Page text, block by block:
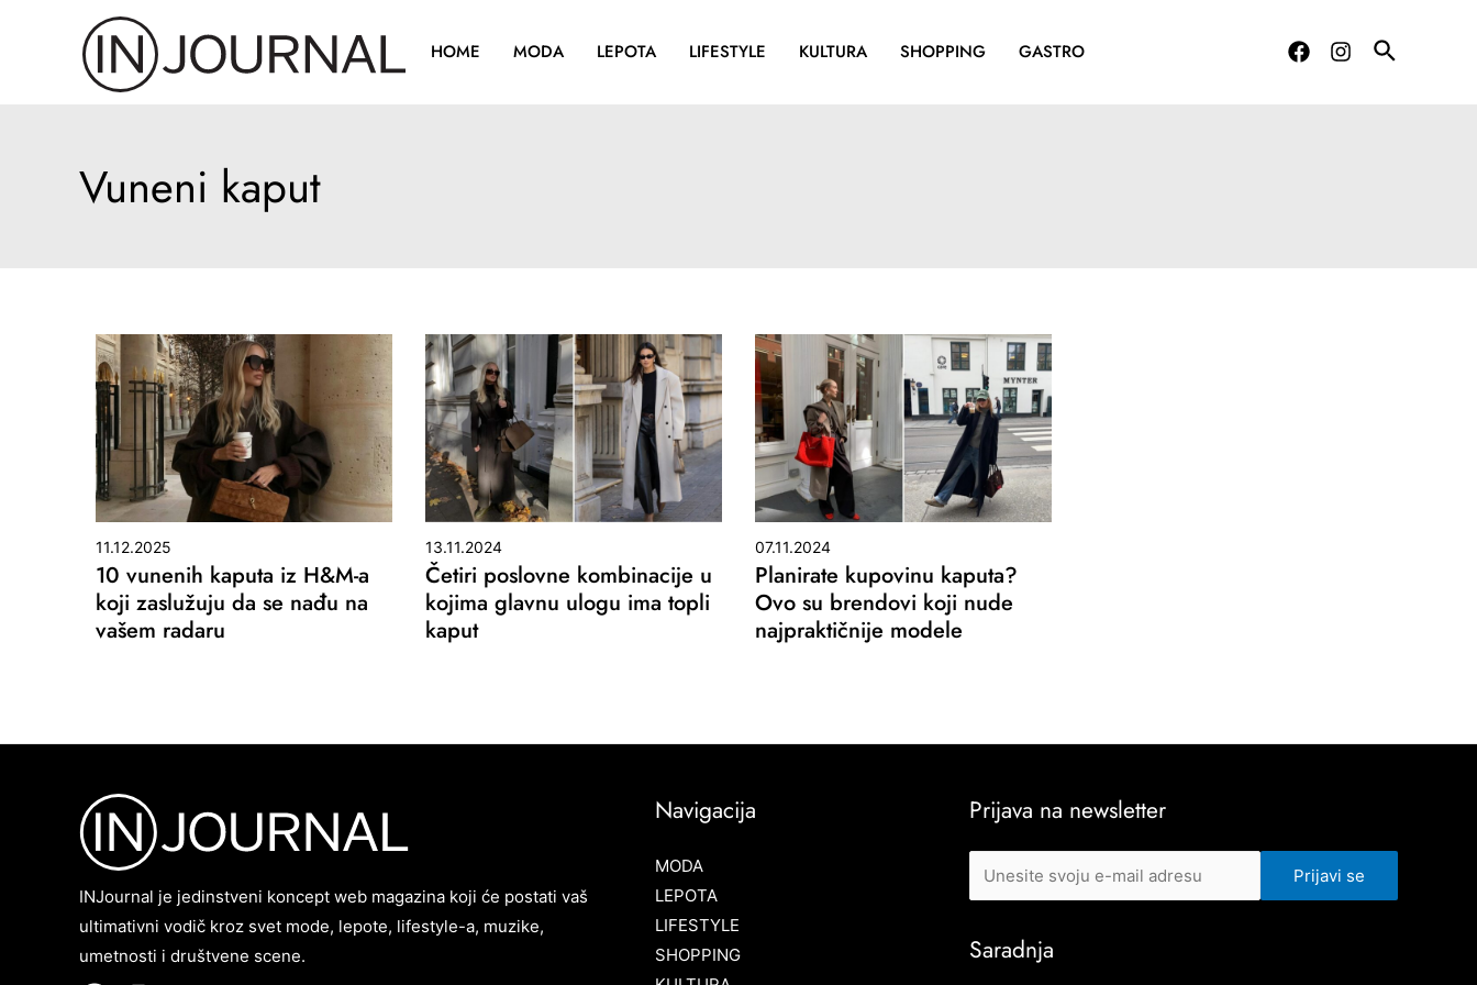
HOME MODA LEPOTA LIFESTYLE KULTURA SHOPPING GASTRO
Vuneni kaput
11.12.2025
10 vunenih kaputa iz H&M-a
koji zaslužuju da se nađu na
vašem radaru
13.11.2024
Četiri poslovne kombinacije u
kojima glavnu ulogu ima topli
kaput
07.11.2024
Planirate kupovinu kaputa?
Ovo su brendovi koji nude
najpraktičnije modele
INJournal je jedinstveni koncept web magazina koji će postati vaš
ultimativni vodič kroz svet mode, lepote, lifestyle-a, muzike,
umetnosti i društvene scene.
Navigacija
MODA
LEPOTA
LIFESTYLE
SHOPPING
Prijava na newsletter
Saradnja